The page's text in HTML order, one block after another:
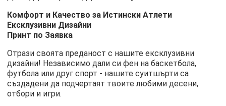
Комфорт и Качество за Истински Атлети
Ексклузивни Дизайни
Принт по Заявка
Отрази своята преданост с нашите ексклузивни
дизайни! Независимо дали си фен на баскетбола,
футбола или друг спорт - нашите суитшърти са
създадени да подчертаят твоите любими десени,
отбори и игри.